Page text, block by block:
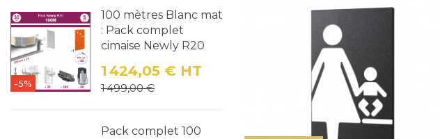
-5%
100 mètres Blanc mat
: Pack complet
cimaise Newly R20
Prix
1 424,05 € HT
Prix de base
1 499,00 €
Pack complet 100